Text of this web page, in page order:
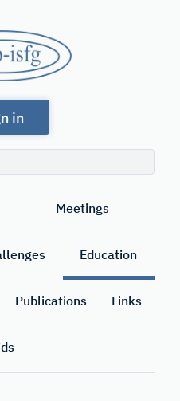
GHEP
-
ISFG
in
Meetings
Education
Publications Links